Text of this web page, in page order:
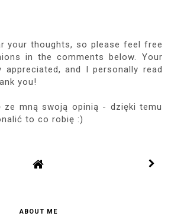
your thoughts, so please feel free
in the comments below. Your
appreciated, and I personally read
you!
ze mną swoją opinią - dzięki temu
to co robię :)
ABOUT ME